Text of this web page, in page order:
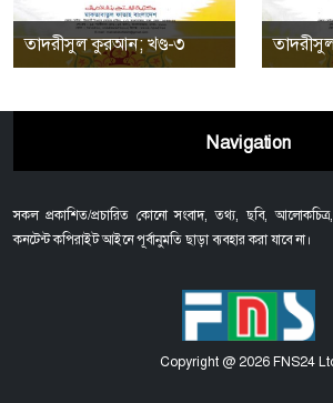
তাদরীসুল কুরআন; খণ্ড-৩
Navigation
সকল প্রকাশিত/প্রচারিত কোনো সংবাদ, তথ্য, ছবি, আলোকচিত্র,
কনটেন্ট কপিরাইট আইনে পূর্বানুমতি ছাড়া ব্যবহার করা যাবে না।
Copyright @ 2026 FNS24